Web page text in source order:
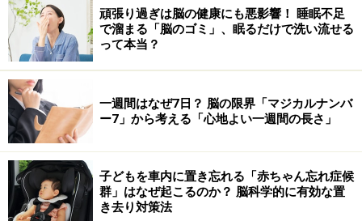
みなさんは、「みずぼうそう（水疱瘡、水痘）」や「帯
状疱疹（たいじょうほうしん）」という病気は何となく
知っているかと思いますが、ラムゼイ・ハント症候群
は、その仲間です。水痘・帯状疱疹ウイルス（varicella
zoster virus、略してVZV）の感染によって起こります。
幼い子供のころに、VZVに初めて感染し、発熱や全身に
水ぶくれができるのが「みずぼうそう」で、みなさんの
中にも罹ったことがあるという方もいらっしゃるでしょ
う。健康なお子さんであれば、時間経過とともに全身に
頑張り過ぎは脳の健康にも悪影響！ 睡眠不足
で溜まる「脳のゴミ」、眠るだけで洗い流せる
って本当？
一週間はなぜ7日？ 脳の限界「マジカルナンバ
ー7」から考える「心地よい一週間の長さ」
子どもを車内に置き忘れる「赤ちゃん忘れ症候
群」はなぜ起こるのか？ 脳科学的に有効な置
き去り対策法